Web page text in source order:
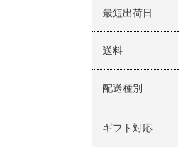
最短出荷日
送料
配送種別
ギフト対応